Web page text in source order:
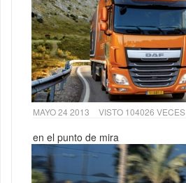
MAYO 24 2013 VISTO 104026 VECES
en el punto de mira